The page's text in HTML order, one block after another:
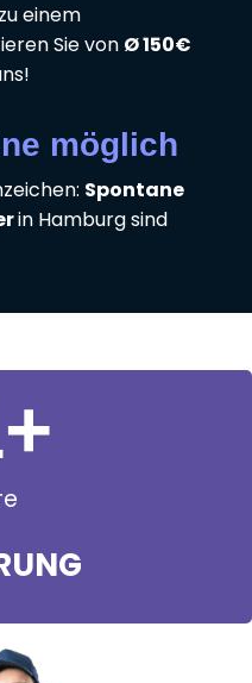
einem
Sie von Ø 150€
möglich
Spontane
in Hamburg sind
+